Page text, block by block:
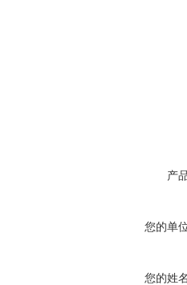
产
您的单
您的姓